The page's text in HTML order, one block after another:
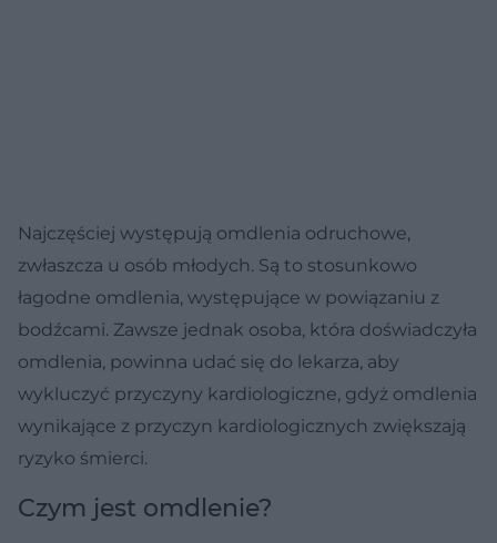
Najczęściej występują omdlenia odruchowe,
zwłaszcza u osób młodych. Są to stosunkowo
łagodne omdlenia, występujące w powiązaniu z
bodźcami. Zawsze jednak osoba, która doświadczyła
omdlenia, powinna udać się do lekarza, aby
wykluczyć przyczyny kardiologiczne, gdyż omdlenia
wynikające z przyczyn kardiologicznych zwiększają
ryzyko śmierci.
Czym jest omdlenie?